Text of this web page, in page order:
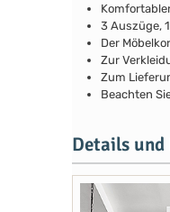
3 Auszüge,
Der
Zur
Zum
Beachten
Details